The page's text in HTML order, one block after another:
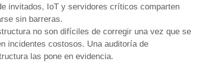
invitados, IoT y servidores críticos comparten
sin barreras.
no son difíciles de corregir una vez que se
incidentes costosos. Una auditoría de
las pone en evidencia.